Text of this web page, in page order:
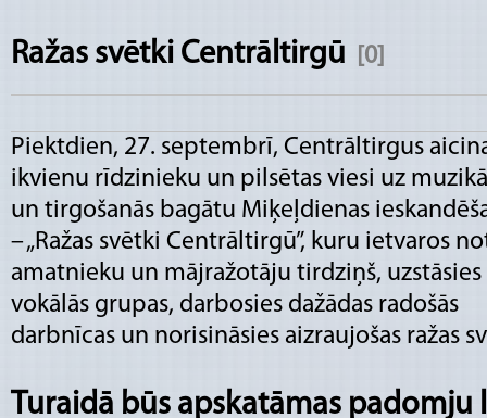
Ražas svētki Centrāltirgū [0]
Piektdien, 27. septembrī, Centrāltirgus
ikvienu rīdzinieku un pilsētas viesi uz
un tirgošanās bagātu Miķeļdienas
– „Ražas svētki Centrāltirgū”, kuru ietvaros
amatnieku un mājražotāju tirdziņš, uzstāsies
vokālās grupas, darbosies dažādas radošās
darbnīcas un norisināsies aizraujošas ražas
Turaidā būs apskatāmas padomju